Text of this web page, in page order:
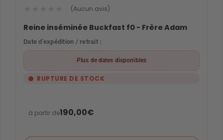
(Aucun avis)
Reine inséminée Buckfast f0 - Frère Adam
Date d'expédition / retrait :
Plus de dates disponibles
RUPTURE DE STOCK
à partir de190,00€